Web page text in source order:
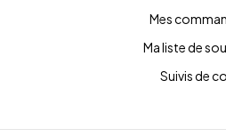
Mes
Ma liste de
Suivis de